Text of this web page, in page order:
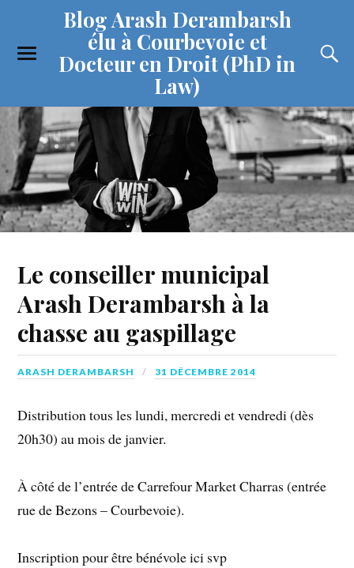
Blog Arash Derambarsh
élu à Courbevoie et
Docteur en Droit (PhD in
Law)
Le conseiller municipal
Arash Derambarsh à la
chasse au gaspillage
ARASH DERAMBARSH 31 DÉCEMBRE 2014
Distribution tous les lundi, mercredi et vendredi (dès
20h30) au mois de janvier.
À côté de l’entrée de Carrefour Market Charras (entrée
rue de Bezons – Courbevoie).
Inscription pour être bénévole ici svp